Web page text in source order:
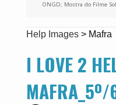
ONGD; Mostra do Filme
Help Images> Mafra
I LOVE 2
MAFRA_5º/